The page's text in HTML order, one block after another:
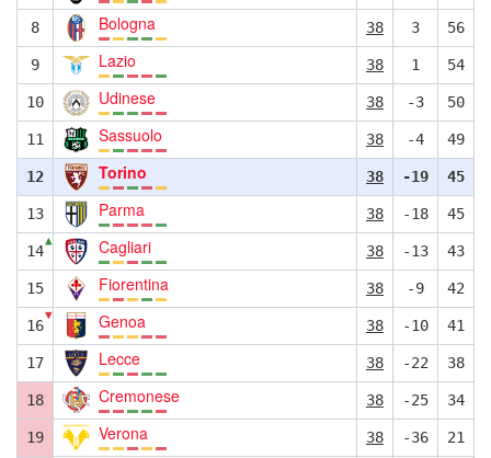
8 Bologna 38 3 56
9 Lazio 38 1 54
10 Udinese 38 -3 50
11 Sassuolo 38 -4 49
12 Torino 38 -19 45
13 Parma 38 -18 45
14
▲ Cagliari 38 -13 43
15 Fiorentina 38 -9 42
16
▼ Genoa 38 -10 41
17 Lecce 38 -22 38
18 Cremonese 38 -25 34
19 Verona 38 -36 21